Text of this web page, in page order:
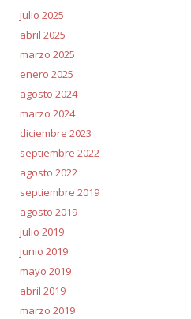
julio 2025
abril 2025
marzo 2025
enero 2025
agosto 2024
marzo 2024
diciembre 2023
septiembre 2022
agosto 2022
septiembre 2019
agosto 2019
julio 2019
junio 2019
mayo 2019
abril 2019
marzo 2019